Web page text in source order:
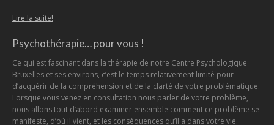
Lire la suite!
Psychothérapie… pour vous !
Ce qui est fascinant dans la thérapie de notre Centre Psychologique
Bruxelles et ses environs, c’est le temps relativement limité pour
d’acquérir de la compréhension et de la clarté de votre problématique.
Lorsque vous venez en consultation nous parler de votre problème,
nous allons tout d’abord examiner ensemble comment ce problème se
manifeste, d’où il vient, et les conséquences qu’il a dans votre vie.